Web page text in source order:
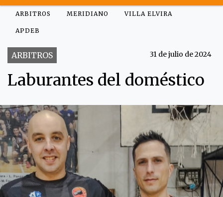
ARBITROS MERIDIANO VILLA ELVIRA
APDEB
ARBITROS 31 de julio de 2024
Laburantes del doméstico